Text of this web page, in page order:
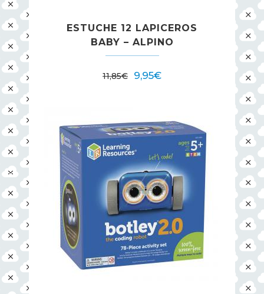
ESTUCHE 12 LAPICEROS
BABY – ALPINO
11,85€
El
era:
11,85€.
9,95€El
es:
9,95€.